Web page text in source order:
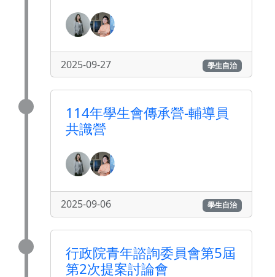
2025-09-27 學生自治
114年學生會傳承營-輔導員
共識營
2025-09-06 學生自治
行政院青年諮詢委員會第5屆
第2次提案討論會